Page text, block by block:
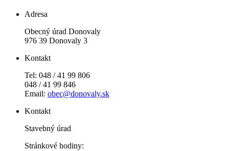
Adresa
Obecný úrad Donovaly
976 39 Donovaly 3
Kontakt
Tel: 048 / 41 99 806
048 / 41 99 846
Email: obec@donovaly.sk
Kontakt
Stavebný úrad
Stránkové hodiny: